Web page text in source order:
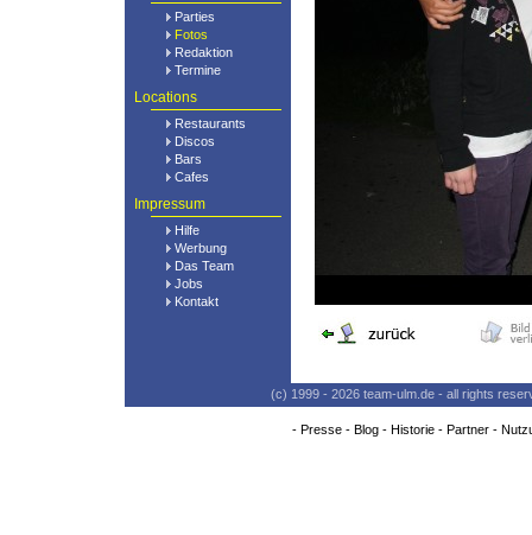
Parties
Fotos
Redaktion
Termine
Locations
Restaurants
Discos
Bars
Cafes
Impressum
Hilfe
Werbung
Das Team
Jobs
Kontakt
(c) 1999 - 2026 team-ulm.de - all rights
- Presse- Blog- Historie- Partner-